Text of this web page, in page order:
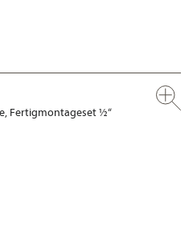
Fertigmontageset ½“